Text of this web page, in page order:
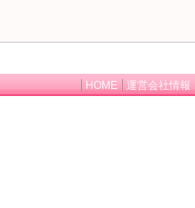
HOME 運営会社情報